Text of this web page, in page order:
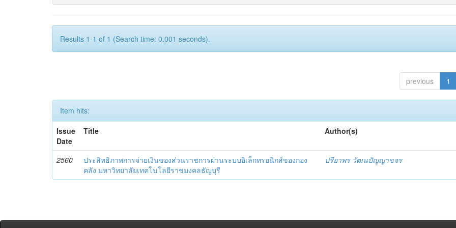
Results 1-1 of 1 (Search time: 0.001 seconds).
previous 1
Item hits:
Issue
Date
Title Author(s)
2560
ประสิทธิภาพการจ่ายเงินของส่วนราชการผ่านระบบอิเล็กทรอนิกส์ของกอง
คลัง มหาวิทยาลัยเทคโนโลยีราชมงคลธัญบุรี
ปรียาพร วัฒนปัญญาขจร